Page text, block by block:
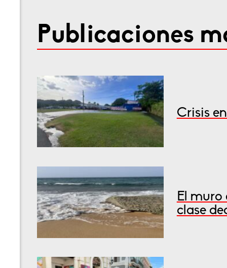
Publicaciones
Crisis
El muro
clase